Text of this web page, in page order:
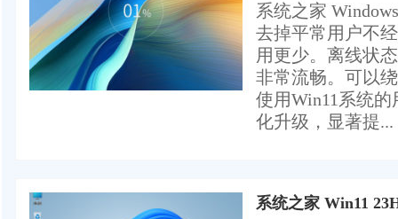
系统之家
去掉平常用户不
用更少。离线状
非常流畅。可以
使用Win11系统
化升级，显著提...
系统之家 Win11